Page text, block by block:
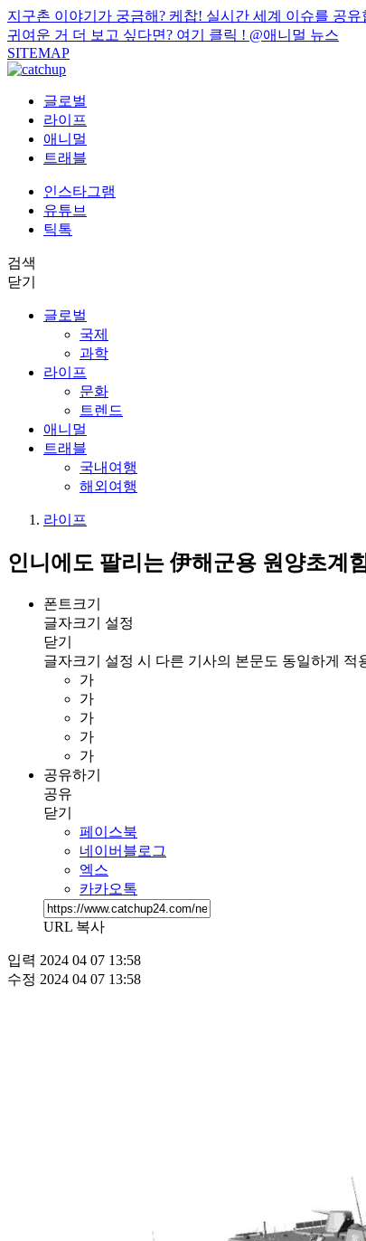
지구촌 이야기가 궁금해? 케찹! 실시간 세계 이슈를 공유
귀여운 거 더 보고 싶다면? 여기 클릭 ! @애니멀 뉴스
SITEMAP
글로벌
라이프
애니멀
트래블
인스타그램
유튜브
틱톡
검색
닫기
글로벌
국제
과학
라이프
문화
트렌드
애니멀
트래블
국내여행
해외여행
라이프
인니에도 팔리는 伊해군용 원양초계
폰트크기
글자크기 설정
닫기
글자크기 설정 시 다른 기사의 본문도 동일하게 적
가
가
가
가
가
공유하기
공유
닫기
페이스북
네이버블로그
엑스
카카오톡
URL 복사
입력 2024 04 07 13:58
수정 2024 04 07 13:58